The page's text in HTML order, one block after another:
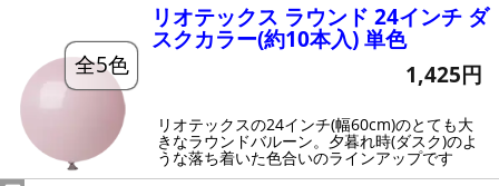
全5色
リオテックス ラウンド 24インチ ダ
スクカラー(約10本入) 単色
1,425円
リオテックスの24インチ(幅60cm)のとても大
きなラウンドバルーン。夕暮れ時(ダスク)のよ
うな落ち着いた色合いのラインアップです